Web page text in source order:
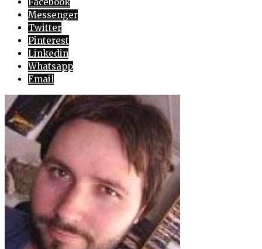
Messenger
Twitter
Pinterest
Linkedin
Whatsapp
Email